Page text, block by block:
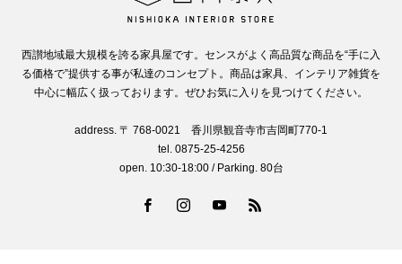
西讃地域最大規模を誇る家具屋です。センスがよく高品質な商品を“手に入
る価格で”提供する事が私達のコンセプト。商品は家具、インテリア雑貨を
中心に幅広く扱っております。ぜひお気に入りを見つけてください。
address. 〒 768-0021 香川県観音寺市吉岡町770-1
tel. 0875-25-4256
open. 10:30-18:00 / Parking. 80台